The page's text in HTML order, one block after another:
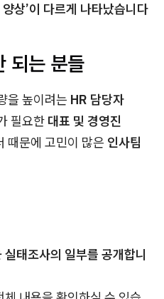
상’이 다르게 나타났습니다
되는 분들
을 높이려는 HR 담당자
필요한 대표 및 경영진
때문에 고민이 많은 인사팀
태조사의 일부를 공개합니